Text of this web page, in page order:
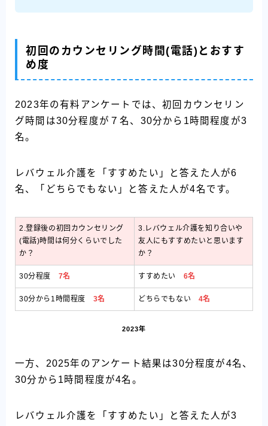
初回のカウンセリング時間(電話)とおすす
め度
2023年の有料アンケートでは、初回カウンセリン
グ時間は30分程度が７名、30分から1時間程度が3
名。
レバウェル介護を「すすめたい」と答えた人が6
名、「どちらでもない」と答えた人が4名です。
2.登録後の初回カウンセリング
(電話)時間は何分くらいでした
か？
3.レバウェル介護を知り合いや
友人にもすすめたいと思います
か？
30分程度 7名 すすめたい 6名
30分から1時間程度 3名 どちらでもない 4名
2023年
一方、2025年のアンケート結果は30分程度が4名、
30分から1時間程度が4名。
レバウェル介護を「すすめたい」と答えた人が3